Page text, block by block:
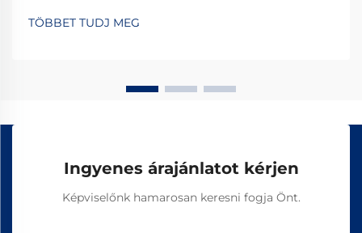
TÖBBET TUDJ MEG
Ingyenes árajánlatot kérjen
Képviselőnk hamarosan keresni fogja Önt.